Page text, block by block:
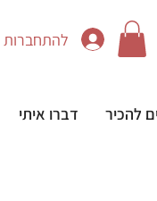
להתחברות
להכיר דברו איתי